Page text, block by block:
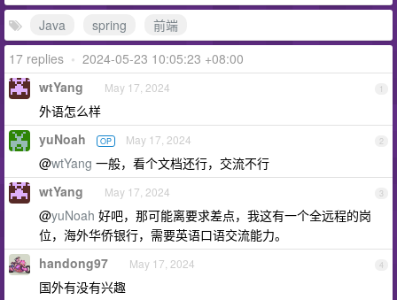
Java
spring
前端
17 replies • 2024-05-23 10:05:23 +08:00
1
wtYang May 17, 2024
外语怎么样
2
yuNoah OP May 17, 2024
@wtYang 一般，看个文档还行，交流不行
3
wtYang May 17, 2024
@yuNoah 好吧，那可能离要求差点，我这有一个全远程的岗
位，海外华侨银行，需要英语口语交流能力。
4
handong97 May 17, 2024
国外有没有兴趣